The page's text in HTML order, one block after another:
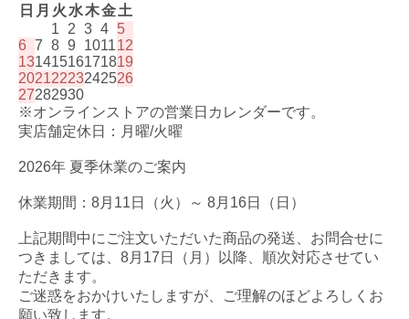
日 月 火 水木金土
1
2 3 4 5
6 7 8 9 101112
13141516171819
20212223242526
27282930
※オンラインストアの営業日カレンダーです。
実店舗定休日：月曜/火曜
2026年 夏季休業のご案内
休業期間：8月11日（火）～ 8月16日（日）
上記期間中にご注文いただいた商品の発送、お問合せに
つきましては、8月17日（月）以降、順次対応させてい
ただきます。
ご迷惑をおかけいたしますが、ご理解のほどよろしくお
願い致します。